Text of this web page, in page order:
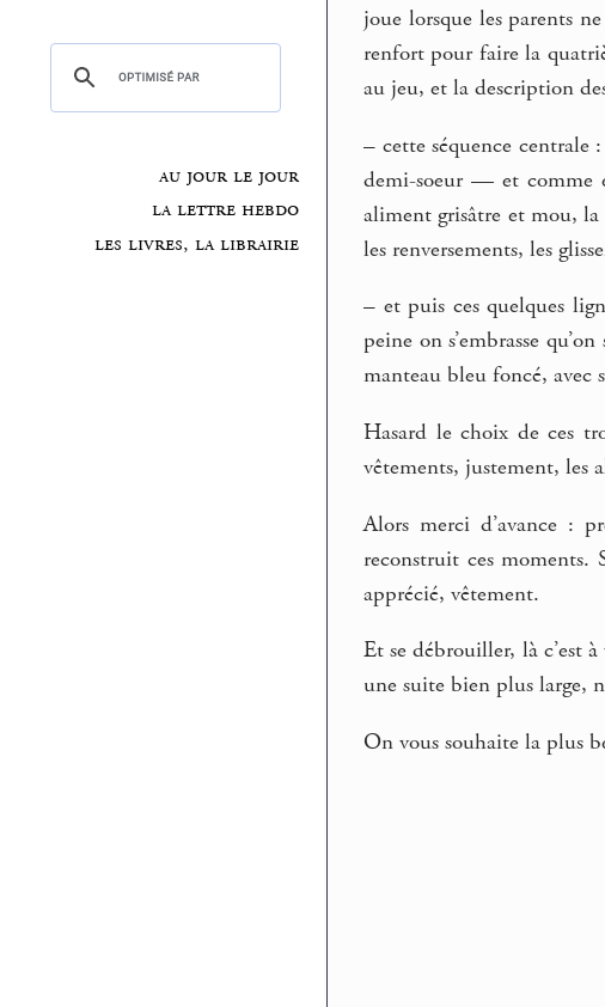
au jour le jour
la lettre hebdo
les livres, la librairie
joue lorsque les parents
renfort pour faire la
au jeu, et la description
– cette séquence
demi-soeur — et comme
aliment grisâtre et mou, la
les renversements, les
– et puis ces quelques
peine on s’embrasse
manteau bleu foncé, avec
Hasard le choix de ces
vêtements, justement, les
Alors merci d’avance :
reconstruit ces moments.
apprécié, vêtement.
Et se débrouiller, là c’est
une suite bien plus large,
On vous souhaite la plus